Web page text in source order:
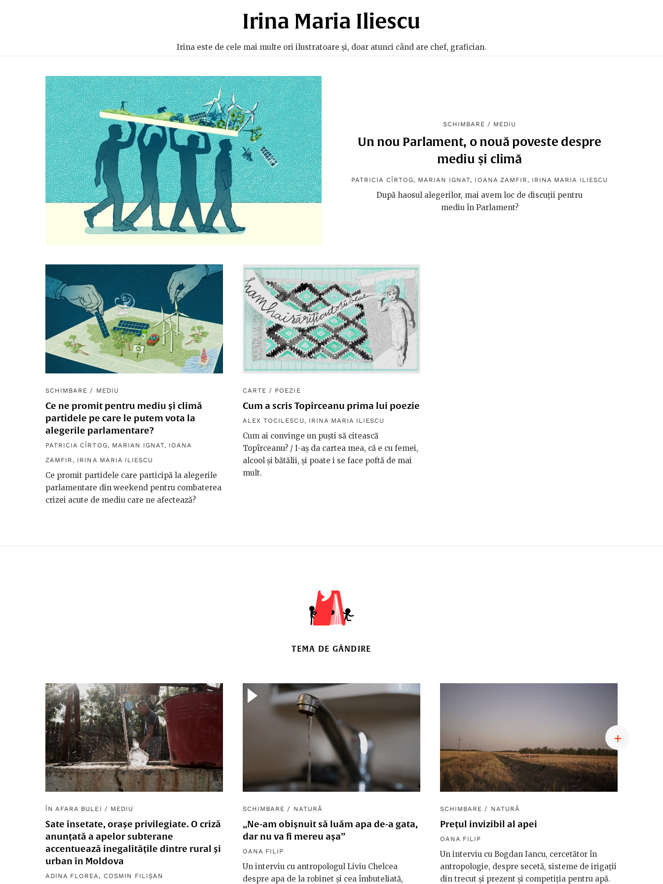
Irina Maria Iliescu
Irina este de cele mai multe ori ilustratoare și, doar atunci când are chef, grafician.
SCHIMBARE / MEDIU
Un nou Parlament, o nouă poveste despre
mediu și climă
PATRICIA CÎRTOG, MARIAN IGNAT, IOANA ZAMFIR , IRINA MARIA ILIESCU
După haosul alegerilor, mai avem loc de discuții pentru
mediu în Parlament?
SCHIMBARE / MEDIU
Ce ne promit pentru mediu și climă
partidele pe care le putem vota la
alegerile parlamentare?
PATRICIA CÎRTOG, MARIAN IGNAT, IOANA
ZAMFIR , IRINA MARIA ILIESCU
Ce promit partidele care participă la alegerile
parlamentare din weekend pentru combaterea
crizei acute de mediu care ne afectează?
CARTE / POEZIE
Cum a scris Topîrceanu prima lui poezie
ALEX TOCILESCU , IRINA MARIA ILIESCU
Cum ai convinge un puști să citească
Topîrceanu? / I-aș da cartea mea, că e cu femei,
alcool și bătălii, și poate i se face poftă de mai
mult.
TEMA DE GÂNDIRE
ÎN AFARA BULEI / MEDIU
Sate însetate, orașe privilegiate. O criză
anunțată a apelor subterane
accentuează inegalitățile dintre rural și
urban în Moldova
ADINA FLOREA , COSMIN FILIȘAN
SCHIMBARE / NATURĂ
„Ne-am obișnuit să luăm apa de-a gata,
dar nu va fi mereu așa”
OANA FILIP
Un interviu cu antropologul Liviu Chelcea
despre apa de la robinet și cea îmbuteliată,
SCHIMBARE / NATURĂ
Prețul invizibil al apei
OANA FILIP
Un interviu cu Bogdan Iancu, cercetător în
antropologie, despre secetă, sisteme de irigații
din trecut și prezent și competiția pentru apă.